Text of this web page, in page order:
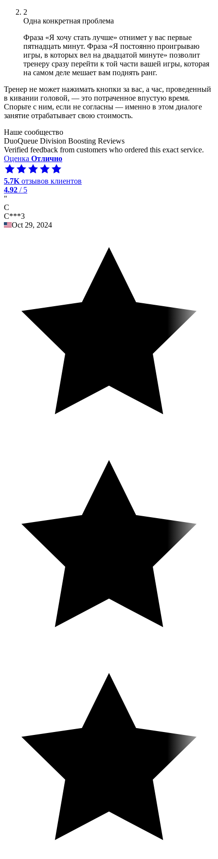
2
Одна конкретная проблема
Фраза «Я хочу стать лучше» отнимет у вас первые
пятнадцать минут. Фраза «Я постоянно проигрываю
игры, в которых вел на двадцатой минуте» позволит
тренеру сразу перейти к той части вашей игры, которая
на самом деле мешает вам поднять ранг.
Тренер не может нажимать кнопки за вас, а час, проведенный
в кивании головой, — это потраченное впустую время.
Спорьте с ним, если не согласны — именно в этом диалоге
занятие отрабатывает свою стоимость.
Наше сообщество
DuoQueue Division Boosting Reviews
Verified feedback from customers who ordered this exact service.
Оценка Отлично
5.7K отзывов клиентов
4.92 / 5
"
C
C***3
Oct 29, 2024